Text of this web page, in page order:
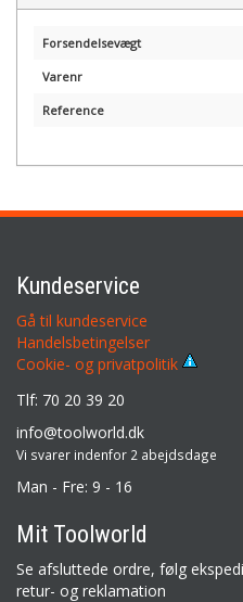
Forsendelsevægt
Varenr
Reference
Kundeservice
Gå til kundeservice
Handelsbetingelser
Cookie- og privatpolitik
Tlf: 70 20 39 20
info@toolworld.dk
Vi svarer indenfor 2 abejdsdage
Man - Fre: 9 - 16
Mit Toolworld
Se afsluttede ordre, følg
retur- og reklamation